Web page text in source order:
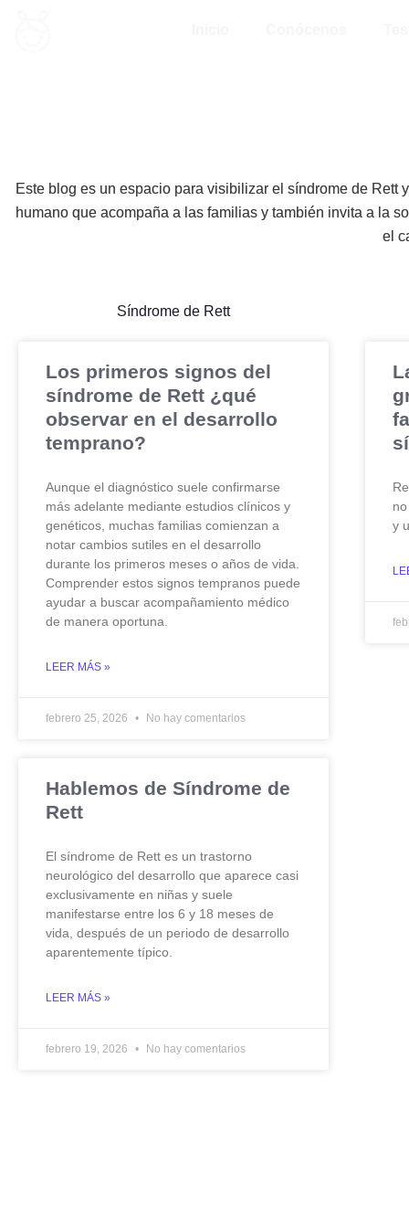
Este blog es un espacio para visibilizar el síndrome de Rett
humano que acompaña a las familias y también invita a la
el
Síndrome de Rett
Los primeros signos del
síndrome de Rett ¿qué
observar en el desarrollo
temprano?
Aunque el diagnóstico suele confirmarse
más adelante mediante estudios clínicos y
genéticos, muchas familias comienzan a
notar cambios sutiles en el desarrollo
durante los primeros meses o años de vida.
Comprender estos signos tempranos puede
ayudar a buscar acompañamiento médico
de manera oportuna.
LEER MÁS »
febrero 25, 2026 No hay comentarios
Hablemos de Síndrome de
Rett
El síndrome de Rett es un trastorno
neurológico del desarrollo que aparece casi
exclusivamente en niñas y suele
manifestarse entre los 6 y 18 meses de
vida, después de un periodo de desarrollo
aparentemente típico.
LEER MÁS »
febrero 19, 2026 No hay comentarios
y